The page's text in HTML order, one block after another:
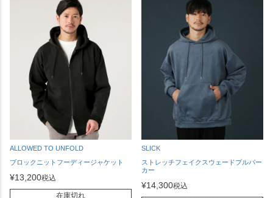
ALLOWED TO UNFOLD
ブロックニットフーディージャケット
¥13,200税込
在庫切れ
SLICK
ストレッチフェイクスウェードプルパー
カー
¥14,300税込